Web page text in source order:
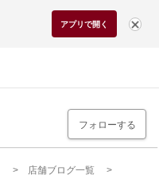
アプリで開く
フォローする
店舗ブログ一覧